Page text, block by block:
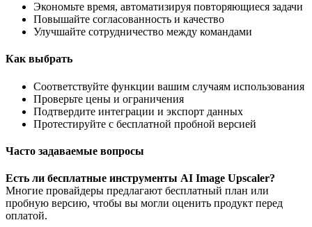
Экономьте время, автоматизируя повторяющиеся задачи
Повышайте согласованность и качество
Улучшайте сотрудничество между командами
Как выбрать
Соответствуйте функции вашим случаям использования
Проверьте цены и ограничения
Подтвердите интеграции и экспорт данных
Протестируйте с бесплатной пробной версией
Часто задаваемые вопросы
Есть ли бесплатные инструменты AI Image Upscaler?
Многие провайдеры предлагают бесплатный план или
пробную версию, чтобы вы могли оценить продукт перед
оплатой.